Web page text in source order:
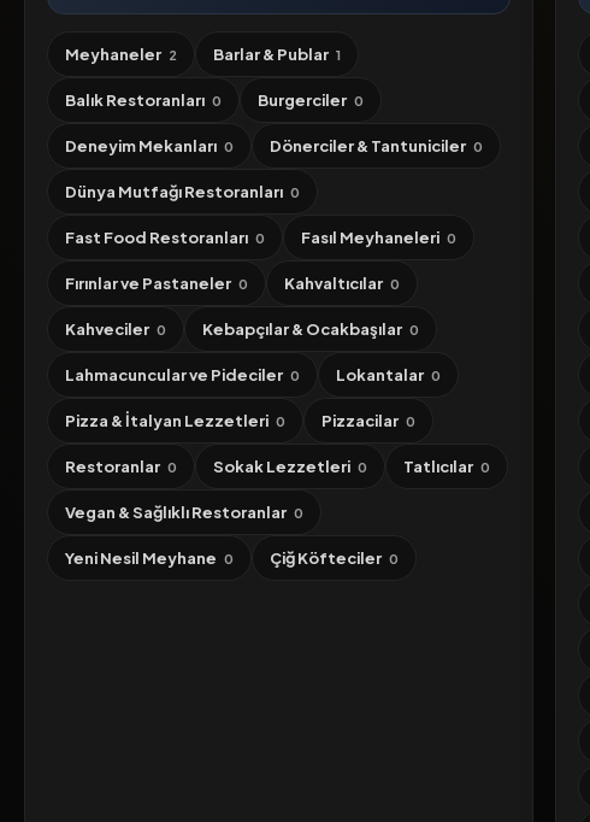
Meyhaneler 2 Barlar & Publar 1
Balık Restoranları 0 Burgerciler 0
Deneyim Mekanları 0 Dönerciler & Tantuniciler 0
Dünya Mutfağı Restoranları 0
Fast Food Restoranları 0 Fasıl Meyhaneleri 0
Fırınlar ve Pastaneler 0 Kahvaltıcılar 0
Kahveciler 0 Kebapçılar & Ocakbaşılar 0
Lahmacuncular ve Pideciler 0 Lokantalar 0
Pizza & İtalyan Lezzetleri 0 Pizzacilar 0
Restoranlar 0 Sokak Lezzetleri 0 Tatlıcılar 0
Vegan & Sağlıklı Restoranlar 0
Yeni Nesil Meyhane 0 Çiğ Köfteciler 0